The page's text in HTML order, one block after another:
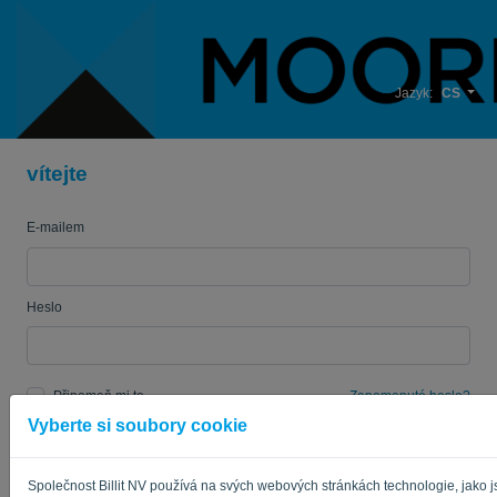
Vyberte si soubory cookie
Společnost Billit NV používá na svých webových stránkách technologie, jako
Jazyk: CS
vítejte
E-mailem
Heslo
Připomeň mi to Zapomenuté heslo?